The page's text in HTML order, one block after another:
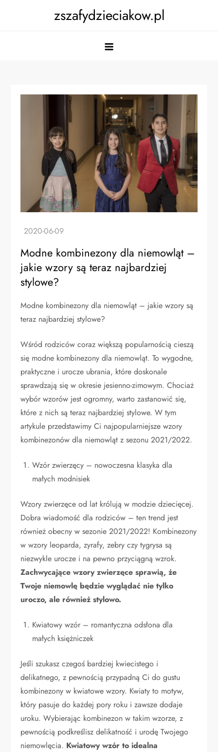
zszafydzieciakow.pl
Modne kombinezony dla niemowląt –
jakie wzory są teraz najbardziej
stylowe?
Modne kombinezony dla niemowląt – jakie wzory są
teraz najbardziej stylowe?
Wśród rodziców coraz większą popularnością cieszą
się modne kombinezony dla niemowląt. To wygodne,
praktyczne i urocze ubrania, które doskonale
sprawdzają się w okresie jesienno-zimowym. Chociaż
wybór wzorów jest ogromny, warto zastanowić się,
które z nich są teraz najbardziej stylowe. W tym
artykule przedstawimy Ci najpopularniejsze wzory
kombinezonów dla niemowląt z sezonu 2021/2022.
Wzór zwierzęcy – nowoczesna klasyka dla
małych modnisiek
Wzory zwierzęce od lat królują w modzie dziecięcej.
Dobra wiadomość dla rodziców – ten trend jest
również obecny w sezonie 2021/2022! Kombinezony
w wzory leoparda, zyrafy, zebry czy tygrysa są
niezwykle urocze i na pewno przyciągną wzrok.
Zachwycające wzory zwierzęce sprawią, że
Twoje niemowlę będzie wyglądać nie tylko
uroczo, ale również stylowo.
Kwiatowy wzór – romantyczna odsłona dla
małych księżniczek
Jeśli szukasz czegoś bardziej kwiecistego i
delikatnego, z pewnością przypadną Ci do gustu
kombinezony w kwiatowe wzory. Kwiaty to motyw,
który pasuje do każdej pory roku i zawsze dodaje
uroku. Wybierając kombinezon w takim wzorze, z
pewnością podkreślisz delikatność i urodę Twojego
niemowlęcia. Kwiatowy wzór to idealna